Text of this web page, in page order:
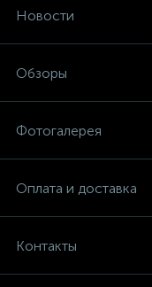
Новости
Обзоры
Фотогалерея
Оплата и доставка
Контакты